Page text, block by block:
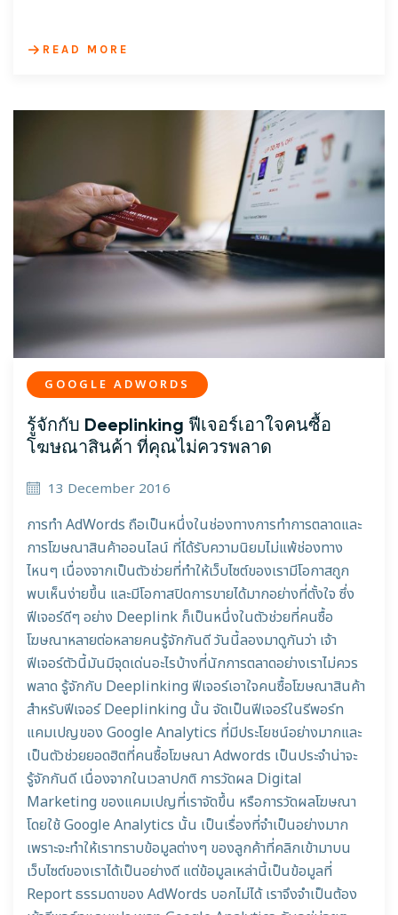
READ MORE
GOOGLE ADWORDS
รู้จักกับ Deeplinking ฟีเจอร์เอาใจคนซื้อ
โฆษณาสินค้า ที่คุณไม่ควรพลาด
13 December 2016
การทำ AdWords ถือเป็นหนึ่งในช่องทางการทำการตลาดและ
การโฆษณาสินค้าออนไลน์ ที่ได้รับความนิยมไม่แพ้ช่องทาง
ไหนๆ เนื่องจากเป็นตัวช่วยที่ทำให้เว็บไซต์ของเรามีโอกาสถูก
พบเห็นง่ายขึ้น และมีโอกาสปิดการขายได้มากอย่างที่ตั้งใจ ซึ่ง
ฟีเจอร์ดีๆ อย่าง Deeplink ก็เป็นหนึ่งในตัวช่วยที่คนซื้อ
โฆษณาหลายต่อหลายคนรู้จักกันดี วันนี้ลองมาดูกันว่า เจ้า
ฟีเจอร์ตัวนี้มันมีจุดเด่นอะไรบ้างที่นักการตลาดอย่างเราไม่ควร
พลาด รู้จักกับ Deeplinking ฟีเจอร์เอาใจคนซื้อโฆษณาสินค้า
สำหรับฟีเจอร์ Deeplinking นั้น จัดเป็นฟีเจอร์ในรีพอร์ท
แคมเปญของ Google Analytics ที่มีประโยชน์อย่างมากและ
เป็นตัวช่วยยอดฮิตที่คนซื้อโฆษณา Adwords เป็นประจำน่าจะ
รู้จักกันดี เนื่องจากในเวลาปกติ การวัดผล Digital
Marketing ของแคมเปญที่เราจัดขึ้น หรือการวัดผลโฆษณา
โดยใช้ Google Analytics นั้น เป็นเรื่องที่จำเป็นอย่างมาก
เพราะจะทำให้เราทราบข้อมูลต่างๆ ของลูกค้าที่คลิกเข้ามาบน
เว็บไซต์ของเราได้เป็นอย่างดี แต่ข้อมูลเหล่านี้เป็นข้อมูลที่
Report ธรรมดาของ AdWords บอกไม่ได้ เราจึงจำเป็นต้อง